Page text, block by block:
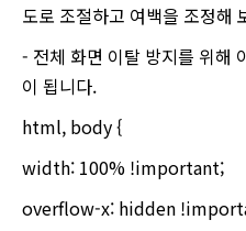
도로 조절하고 여백을 조정해
- 전체 화면 이탈 방지를 위해
이 됩니다.
html, body {
width: 100% !important;
overflow-x: hidden